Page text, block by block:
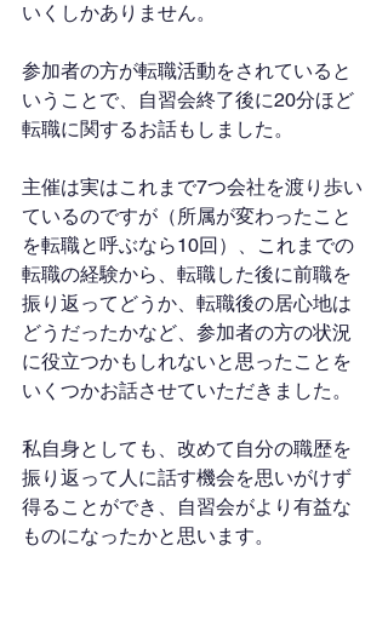
いくしかありません。
参加者の方が転職活動をされていると
いうことで、自習会終了後に20分ほど
転職に関するお話もしました。
主催は実はこれまで7つ会社を渡り歩い
ているのですが（所属が変わったこと
を転職と呼ぶなら10回）、これまでの
転職の経験から、転職した後に前職を
振り返ってどうか、転職後の居心地は
どうだったかなど、参加者の方の状況
に役立つかもしれないと思ったことを
いくつかお話させていただきました。
私自身としても、改めて自分の職歴を
振り返って人に話す機会を思いがけず
得ることができ、自習会がより有益な
ものになったかと思います。